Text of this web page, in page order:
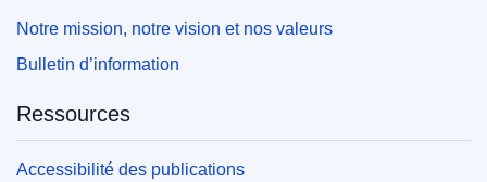
Notre mission, notre vision et nos valeurs
Bulletin d’information
Ressources
Accessibilité des publications